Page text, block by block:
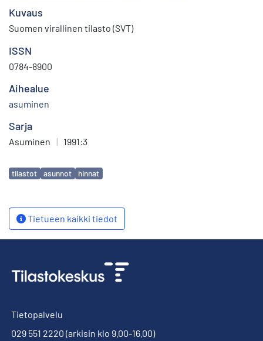
Kuvaus
Suomen virallinen tilasto (SVT)
ISSN
0784-8900
Aihealue
asuminen
Sarja
Asuminen | 1991:3
Avainsanat
tilastot asunnot hinnat
Tietueen kaikki tiedot
Tietopalvelu
029 551 2220 (arkisin klo 9.00-16.00)